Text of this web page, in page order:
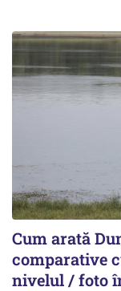
Cum arată
comparative
nivelul / foto